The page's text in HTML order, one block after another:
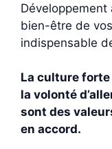
Développement
bien-être de
indispensable
La culture forte
la volonté
sont des
en accord.